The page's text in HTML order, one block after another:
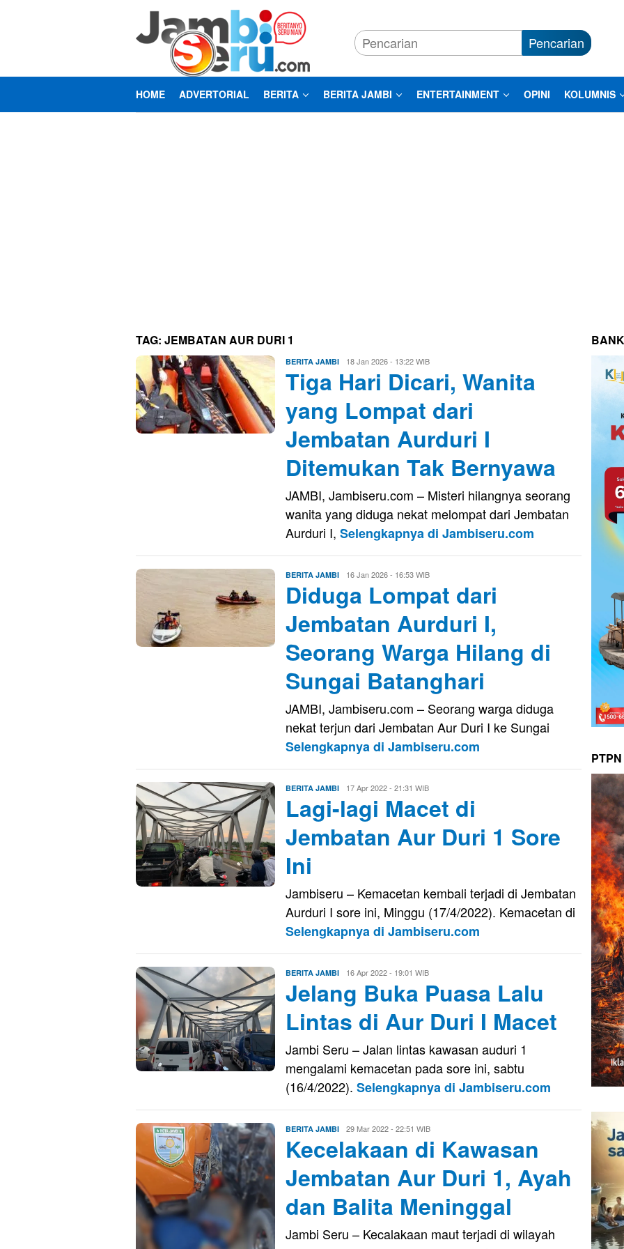
Pencarian
HOME ADVERTORIAL BERITA BERITA JAMBI ENTERTAINMENT OPINI KOLUMNIS
TAG: JEMBATAN AUR DURI 1
BERITA JAMBI Evo
Kusnady
18 Jan 2026 - 13:22 WIB
Tiga Hari Dicari, Wanita
yang Lompat dari
Jembatan Aurduri I
Ditemukan Tak Bernyawa
JAMBI, Jambiseru.com – Misteri hilangnya seorang
wanita yang diduga nekat melompat dari Jembatan
Aurduri I, Selengkapnya di Jambiseru.com
BERITA JAMBI Evo
16 Jan 2026 - 16:53 WIB
Diduga Lompat dari
Jembatan Aurduri I,
Seorang Warga Hilang di
Sungai Batanghari
JAMBI, Jambiseru.com – Seorang warga diduga
nekat terjun dari Jembatan Aur Duri I ke Sungai
Selengkapnya di Jambiseru.com
BERITA JAMBI Evo
Kusnady
17 Apr 2022 - 21:31 WIB
Lagi-lagi Macet di
Jembatan Aur Duri 1 Sore
Ini
Jambiseru – Kemacetan kembali terjadi di Jembatan
Aurduri I sore ini, Minggu (17/4/2022). Kemacetan di
Selengkapnya di Jambiseru.com
BERITA JAMBI Evo
Kusnady
16 Apr 2022 - 19:01 WIB
Jelang Buka Puasa Lalu
Lintas di Aur Duri I Macet
Jambi Seru – Jalan lintas kawasan auduri 1
mengalami kemacetan pada sore ini, sabtu
(16/4/2022). Selengkapnya di Jambiseru.com
BERITA JAMBI Evo
Kusnady
29 Mar 2022 - 22:51 WIB
Kecelakaan di Kawasan
Jembatan Aur Duri 1, Ayah
dan Balita Meninggal
Jambi Seru – Kecalakaan maut terjadi di wilayah